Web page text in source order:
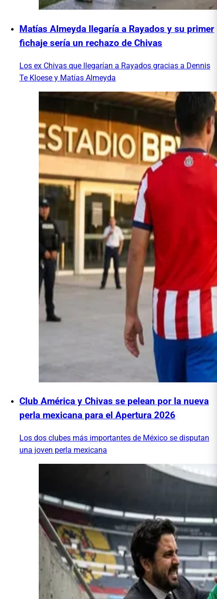
Matías Almeyda llegaría a Rayados y su primer
fichaje sería un rechazo de Chivas
Los ex Chivas que llegarían a Rayados gracias a Dennis
Te Kloese y Matías Almeyda
Club América y Chivas se pelean por la nueva
perla mexicana para el Apertura 2026
Los dos clubes más importantes de México se disputan
una joven perla mexicana